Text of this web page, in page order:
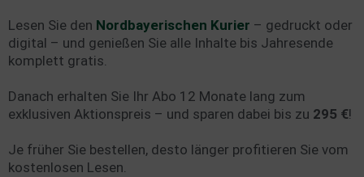
Lesen Sie den Nordbayerischen Kurier – gedruckt oder
digital – und genießen Sie alle Inhalte bis Jahresende
komplett gratis.
Danach erhalten Sie Ihr Abo 12 Monate lang zum
exklusiven Aktionspreis – und sparen dabei bis zu 295 €!
Je früher Sie bestellen, desto länger profitieren Sie vom
kostenlosen Lesen.